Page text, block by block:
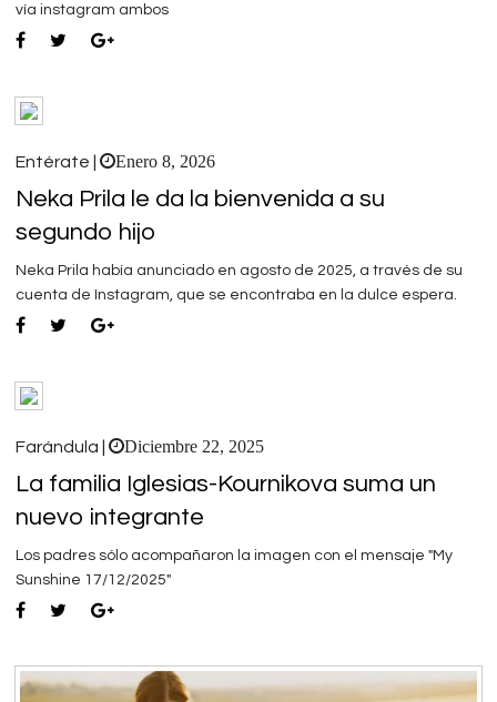
vía instagram ambos
Entérate | Enero 8, 2026
Neka Prila le da la bienvenida a su
segundo hijo
Neka Prila había anunciado en agosto de 2025, a través de su
cuenta de Instagram, que se encontraba en la dulce espera.
Farándula | Diciembre 22, 2025
La familia Iglesias-Kournikova suma un
nuevo integrante
Los padres sólo acompañaron la imagen con el mensaje "My
Sunshine 17/12/2025"